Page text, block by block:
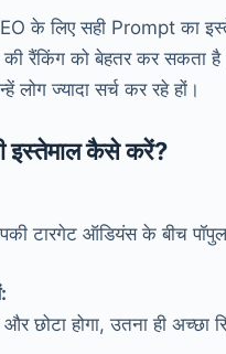
के लिए सही Prompt का
रैंकिंग को बेहतर कर सकता
लोग ज्यादा सर्च कर रहे हों।
इस्तेमाल कैसे करें?
टारगेट ऑडियंस के बीच
छोटा होगा, उतना ही अच्छा